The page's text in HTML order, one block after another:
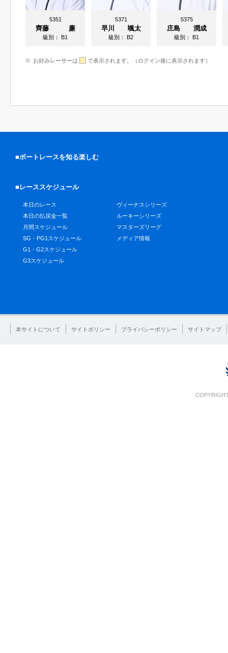
5351
齊藤 廉
級別：B1
5371
早川 颯太
級別：B2
5375
庄島 潤成
級別：B1
お好みレーサーは で表示されます。（ログイン後に表示されます）
■ボートレースを知る楽しむ
■レーススケジュール
本日のレース
本日の払戻金一覧
月間スケジュール
SG・PG1スケジュール
G1・G2スケジュール
G3スケジュール
ヴィーナスシリーズ
ルーキーシリーズ
マスターズリーグ
メディア情報
本サイトについて サイトポリシー プライバシーポリシー サイトマップ